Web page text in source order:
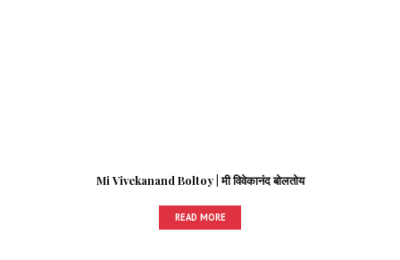
Mi Vivekanand Boltoy | मी विवेकानंद बोलतोय
READ MORE